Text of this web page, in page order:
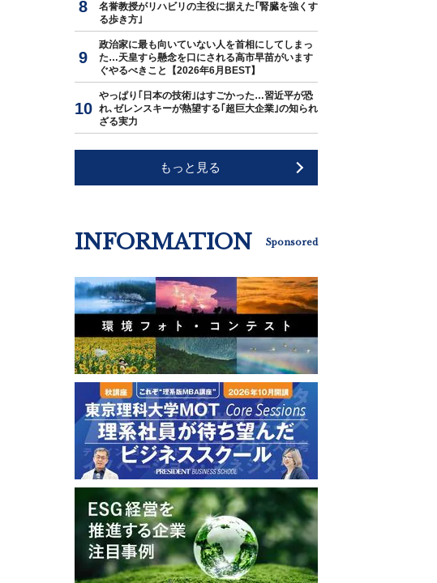
名誉教授がリハビリの主役に据えた｢腎臓を強くす
る歩き方｣
政治家に最も向いていない人を首相にしてしまっ
た…天皇すら懸念を口にされる高市早苗がいます
ぐやるべきこと【2026年6月BEST】
やっぱり｢日本の技術｣はすごかった…習近平が恐
れ､ゼレンスキーが熱望する｢超巨大企業｣の知られ
ざる実力
もっと見る
INFORMATION Sponsored